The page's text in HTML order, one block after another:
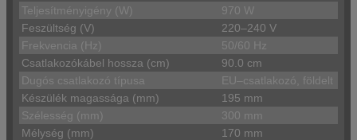
Teljesítményigény (W)
970 W
Feszültség (V)
220–240 V
Frekvencia (Hz)
50/60 Hz
Csatlakozókábel hossza (cm)
90.0 cm
Dugós csatlakozó típusa
EU–csatlakozó, földelt
Készülék magassága (mm)
195 mm
Szélesség (mm)
300 mm
Mélység (mm)
170 mm